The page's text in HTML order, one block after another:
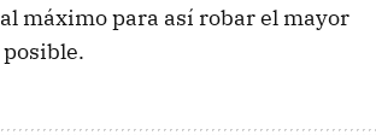
máximo para así robar el mayor